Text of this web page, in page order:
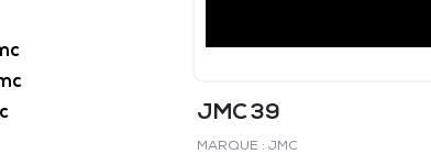
JMC 39
MARQUE : JMC